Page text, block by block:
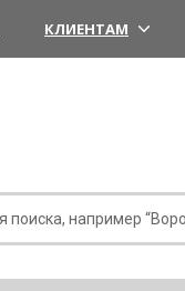
КЛИЕНТАМ